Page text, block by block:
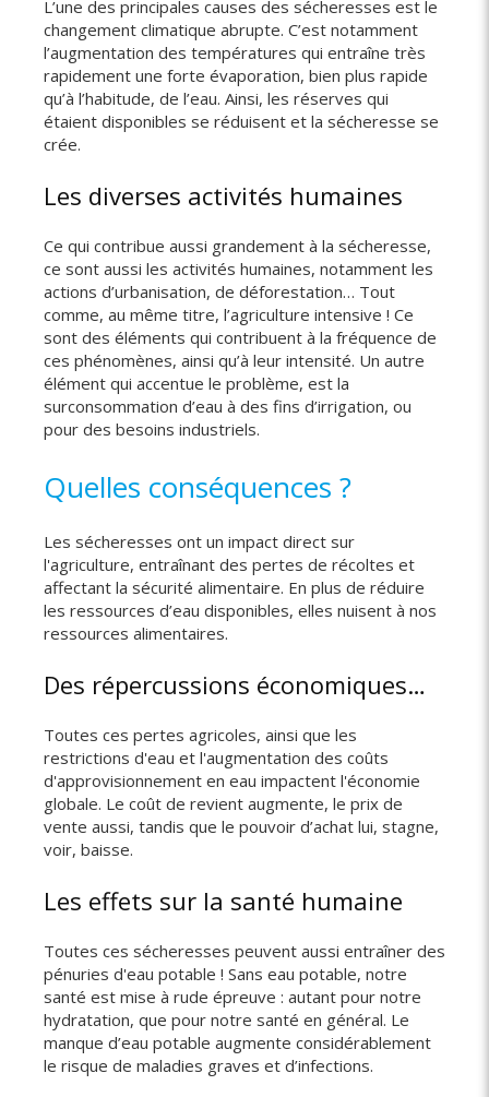
L’une des principales causes des sécheresses est le
changement climatique abrupte. C’est notamment
l’augmentation des températures qui entraîne très
rapidement une forte évaporation, bien plus rapide
qu’à l’habitude, de l’eau. Ainsi, les réserves qui
étaient disponibles se réduisent et la sécheresse se
crée.
Les diverses activités humaines
Ce qui contribue aussi grandement à la sécheresse,
ce sont aussi les activités humaines, notamment les
actions d’urbanisation, de déforestation… Tout
comme, au même titre, l’agriculture intensive ! Ce
sont des éléments qui contribuent à la fréquence de
ces phénomènes, ainsi qu’à leur intensité. Un autre
élément qui accentue le problème, est la
surconsommation d’eau à des fins d’irrigation, ou
pour des besoins industriels.
Quelles conséquences ?
Les sécheresses ont un impact direct sur
l'agriculture, entraînant des pertes de récoltes et
affectant la sécurité alimentaire. En plus de réduire
les ressources d’eau disponibles, elles nuisent à nos
ressources alimentaires.
Des répercussions économiques…
Toutes ces pertes agricoles, ainsi que les
restrictions d'eau et l'augmentation des coûts
d'approvisionnement en eau impactent l'économie
globale. Le coût de revient augmente, le prix de
vente aussi, tandis que le pouvoir d’achat lui, stagne,
voir, baisse.
Les effets sur la santé humaine
Toutes ces sécheresses peuvent aussi entraîner des
pénuries d'eau potable ! Sans eau potable, notre
santé est mise à rude épreuve : autant pour notre
hydratation, que pour notre santé en général. Le
manque d’eau potable augmente considérablement
le risque de maladies graves et d’infections.